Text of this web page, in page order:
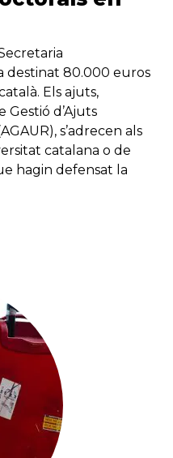
destinat 80.000 euros
Els ajuts,
Gestió d’Ajuts
s’adrecen als
catalana o de
hagin defensat la